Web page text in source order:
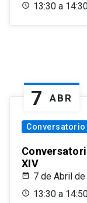
13:30 a
7 ABR
Conversatorio
XIV
7 de Abril
13:30 a